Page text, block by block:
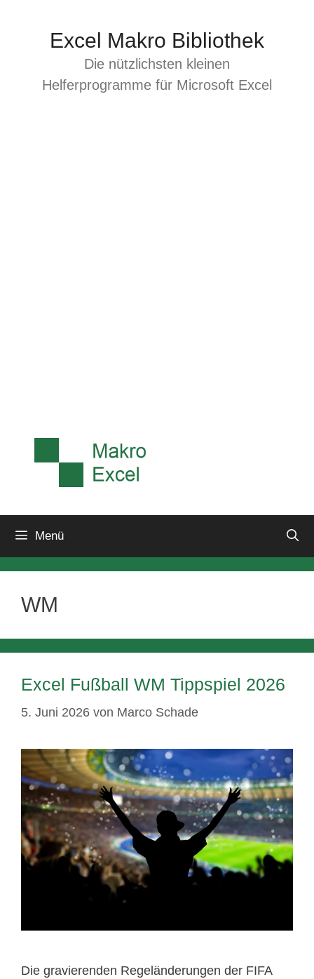
Excel Makro Bibliothek
Die nützlichsten kleinen
Helferprogramme für Microsoft Excel
Menü
WM
Excel Fußball WM Tippspiel 2026
5. Juni 2026 von Marco Schade
Die gravierenden Regeländerungen der FIFA